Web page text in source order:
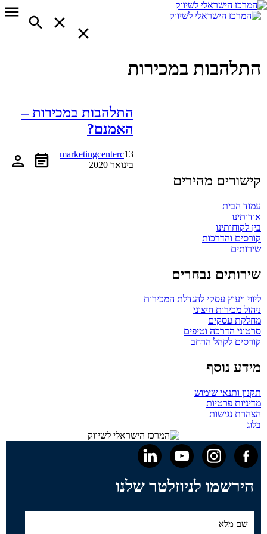
התלהבות במכירות
התלהבות במכירות –
האמנם?
marketingcenterc13
בינואר 2020
קישורים מהירים
עמוד הבית
אודותינו
בין לקוחותינו
קורסים והדרכות
שירותים
שירותים נבחרים
ליווי ויעוץ עסקי להגדלת המכירות
ניהול מכירות חיצוני
מחלקת עסקים
סרטוני הדרכה וטיפים
קורסים לקהל הרחב
מידע נוסף
תקנון ותנאי שימוש
מדיניות פרטיות
הצהרת נגישות
בלוג
הירשמו לניוזלטר שלנו